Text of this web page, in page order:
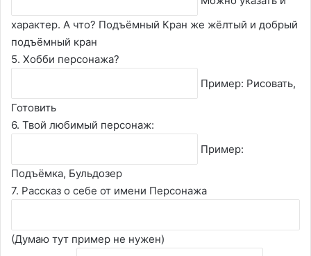
характер. А что? Подъёмный Кран же жёлтый и добрый
подъёмный кран
5. Хобби персонажа?
Пример: Рисовать,
Готовить
6. Твой любимый персонаж:
Пример:
Подъёмка, Бульдозер
7. Рассказ о себе от имени Персонажа
(Думаю тут пример не нужен)